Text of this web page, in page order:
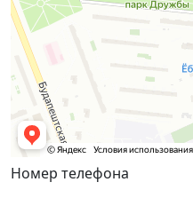
Номер телефона